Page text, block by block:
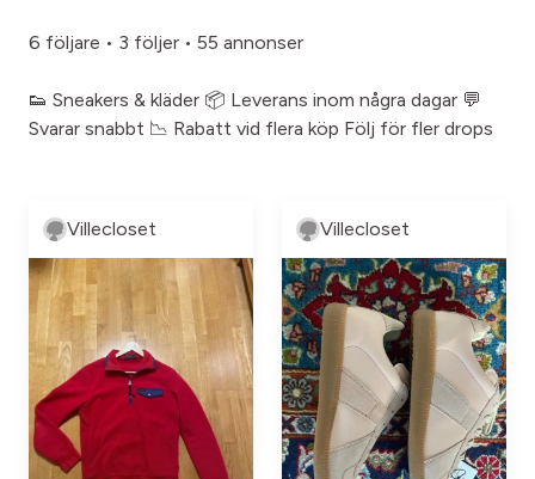
6 följare • 3 följer • 55 annonser
👟 Sneakers & kläder 📦 Leverans inom några dagar 💬
Svarar snabbt 📉 Rabatt vid flera köp Följ för fler drops
Villecloset Villecloset